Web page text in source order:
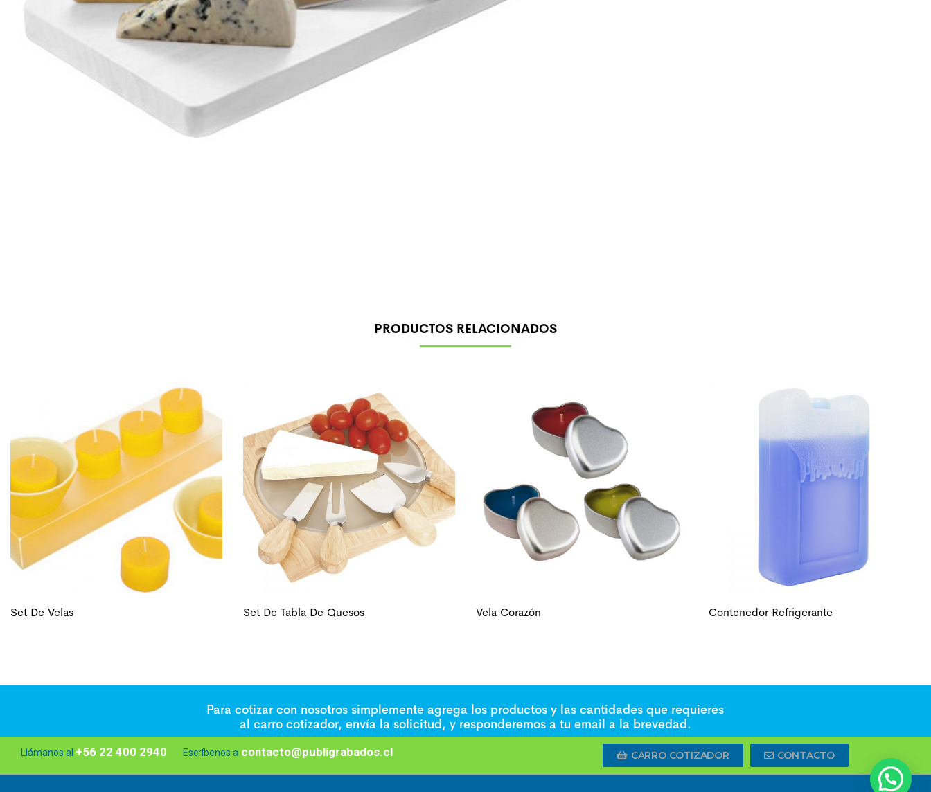
PRODUCTOS RELACIONADOS
Set De Velas Set De Tabla De Quesos Vela Corazón Contenedor Refrigerante
Para cotizar con nosotros simplemente agrega los productos y las cantidades que requieres
al carro cotizador, envía la solicitud, y responderemos a tu email a la brevedad.
Llámanos al +56 22 400 2940 Escríbenos a contacto@publigrabados.cl CARRO COTIZADOR CONTACTO